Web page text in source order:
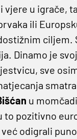
vjere u igrače,
ili
ciljem.
Dinamo je
sve
u
to pozitivno
odigrali